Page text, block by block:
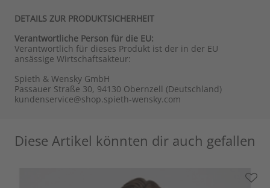
DETAILS ZUR PRODUKTSICHERHEIT
Verantwortliche Person für die EU:
Verantwortlich für dieses Produkt ist der in der EU
ansässige Wirtschaftsakteur:
Spieth & Wensky GmbH
Passauer Straße 30, 94130 Obernzell (Deutschland)
kundenservice@shop.spieth-wensky.com
Diese Artikel könnten dir auch gefallen